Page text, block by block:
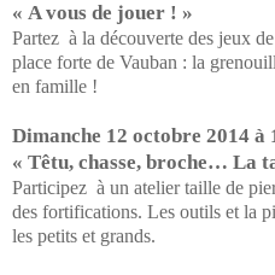
« A vous de jouer ! »
Partez à la découverte des jeux
place forte de Vauban : la
en famille !
Dimanche 12 octobre 2014 à
« Têtu, chasse, broche… La
Participez à un atelier taille de
des fortifications. Les outils et la
les petits et grands.